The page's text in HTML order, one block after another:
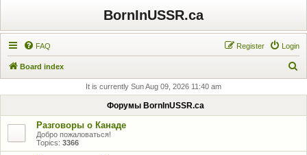
BornInUSSR.ca
FAQ Login
Register
Board index
r
It is currently Sun Aug 09, 2026 11:40 am
Форумы BornInUSSR.ca
Разговоры о Канаде
Добро пожаловаться!
Topics: 3366